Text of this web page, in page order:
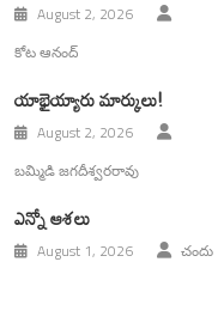
August 2, 2026
కోట ఆనంద్
యాభైయ్యారు మార్కులు!
August 2, 2026
బమ్మిడి జగదీశ్వరరావు
ఎన్నో ఆశలు
August 1, 2026 చందు